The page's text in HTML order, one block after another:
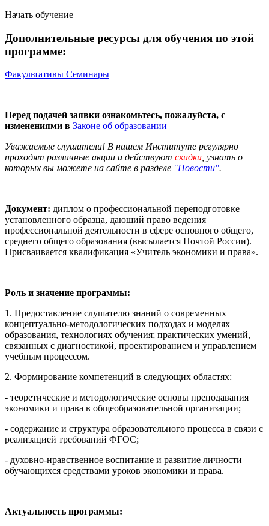
Начать обучение
Дополнительные ресурсы для обучения по этой
программе:
Факультативы Семинары
Перед подачей заявки ознакомьтесь, пожалуйста, с
изменениями в Законе об образовании
Уважаемые слушатели! В нашем Институте регулярно
проходят различные акции и действуют скидки , узнать о
которых вы можете на сайте в разделе "Новости".
Документ: диплом о профессиональной переподготовке
установленного образца, дающий право ведения
профессиональной деятельности в сфере основного общего,
среднего общего образования (высылается Почтой России).
Присваивается квалификация «Учитель экономики и права».
Роль и значение программы:
1. Предоставление слушателю знаний о современных
концептуально-методологических подходах и моделях
образования, технологиях обучения; практических умений,
связанных с диагностикой, проектированием и управлением
учебным процессом.
2. Формирование компетенций в следующих областях:
- теоретические и методологические основы преподавания
экономики и права в общеобразовательной организации;
- содержание и структура образовательного процесса в связи с
реализацией требований ФГОС;
- духовно-нравственное воспитание и развитие личности
обучающихся средствами уроков экономики и права.
Актуальность программы: